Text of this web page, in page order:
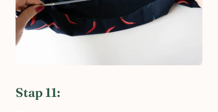
Stap 11: